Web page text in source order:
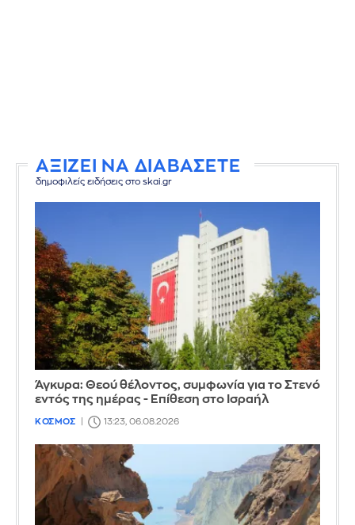
ΑΞΙΖΕΙ ΝΑ ΔΙΑΒΑΣΕΤΕ
δημοφιλείς ειδήσεις στο skai.gr
Άγκυρα: Θεού θέλοντος, συμφωνία για το Στενό
εντός της ημέρας - Επίθεση στο Ισραήλ
ΚΟΣΜΟΣ 13:23, 06.08.2026